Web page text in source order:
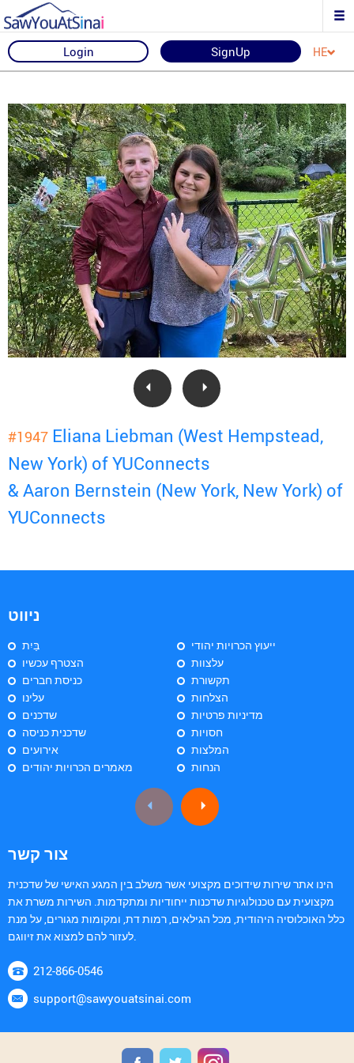
Login SignUp HE
#1947 Eliana Liebman (West Hempstead,
New York) of YUConnects
& Aaron Bernstein (New York, New York) of
YUConnects
ניווט
בַּיִת
הצטרף עכשיו
כניסת חברים
עלינו
שדכנים
שדכנית כניסה
אירועים
מאמרים הכרויות יהודים
ייעוץ הכרויות יהודי
עלצוות
תקשורת
הצלחות
מדיניות פרטיות
חסויות
המלצות
הנחות
צור קשר
הינו אתר שירות שידוכים מקצועי אשר משלב בין המגע האישי של שדכנית
מקצועית עם טכנולוגיות שדכנות ייחודיות ומתקדמות. השירות משרת את
כלל האוכלוסיה היהודית, מכל הגילאים, רמות דת, ומקומות מגורים, על מנת
לעזור להם למצוא את זיווגם.
212-866-0546
support@sawyouatsinai.com